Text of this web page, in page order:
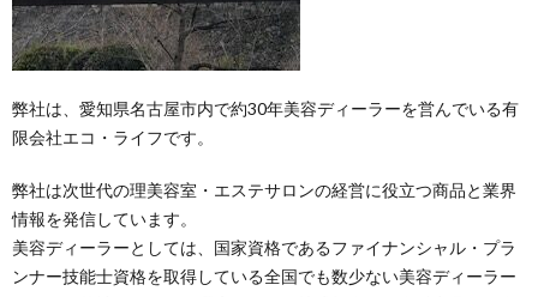
ラ
イ
フ
訪
問
美
弊社は、愛知県名古屋市内で約30年美容ディーラーを営んでいる有
限会社エコ・ライフです。
弊社は次世代の理美容室・エステサロンの経営に役立つ商品と業界
情報を発信しています。
美容ディーラーとしては、国家資格であるファイナンシャル・プラ
ンナー技能士資格を取得している全国でも数少ない美容ディーラー